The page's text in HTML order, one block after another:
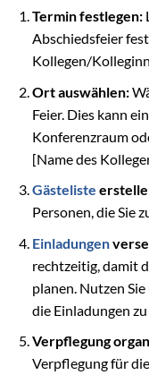
Termin festlegen:
Abschiedsfeier
Kollegen/
Ort auswählen:
Feier. Dies kann
Konferenzraum
[Name des
Gästeliste
Personen, die Sie
Einladungen
rechtzeitig, damit
planen. Nutzen
die Einladungen zu
Verpflegung
Verpflegung für